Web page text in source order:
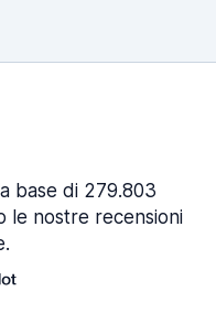
base di 279.803
le nostre recensioni